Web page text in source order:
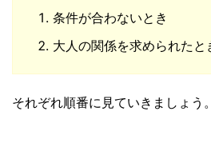
条件が合わないとき
大人の関係を求められたと
それぞれ順番に見ていきましょう。